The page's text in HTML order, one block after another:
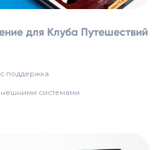
для Клуба Путешествий
поддержка
системами